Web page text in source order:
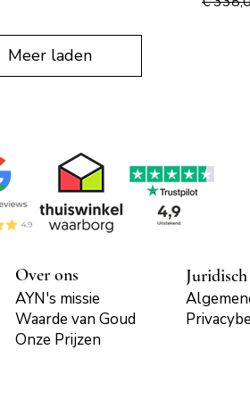
Meer laden
Over ons
AYN's missie
Waarde van Goud
Onze Prijzen
Juridisch